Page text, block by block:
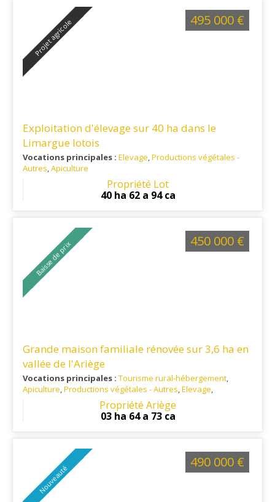
Projet agricole
Exploitation d'élevage sur 40 ha dans le
Limargue lotois
Vocations principales : Elevage,Productions végétales -
Autres,Apiculture
: Triangle Figeac /St Céré/Livernon
Propriété Lot
40 ha 62 a 94 ca
495 000 €
Baisse de prix
Grande maison familiale rénovée sur 3,6 ha en
vallée de l'Ariège
Vocations principales : Tourisme rural-hébergement,
Apiculture,Productions végétales - Autres,Elevage,
: A 15 minutes de Foix et 5 minutes de toutes
Propriété Ariège
03 ha 64 a 73 ca
450 000 €
Nouveauté
490 000 €